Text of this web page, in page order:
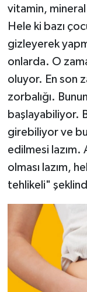
vitamin,
Hele ki bazı
gizleyerek
onlarda. O
oluyor. En son
zorbalığı.
başlayabiliyor.
girebiliyor ve
edilmesi
olması lazım,
tehlikeli"